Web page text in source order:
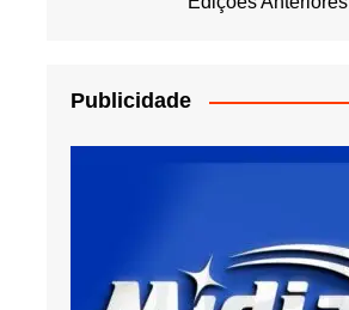
Publicidade